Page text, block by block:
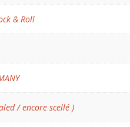
& Roll
/ encore scellé )